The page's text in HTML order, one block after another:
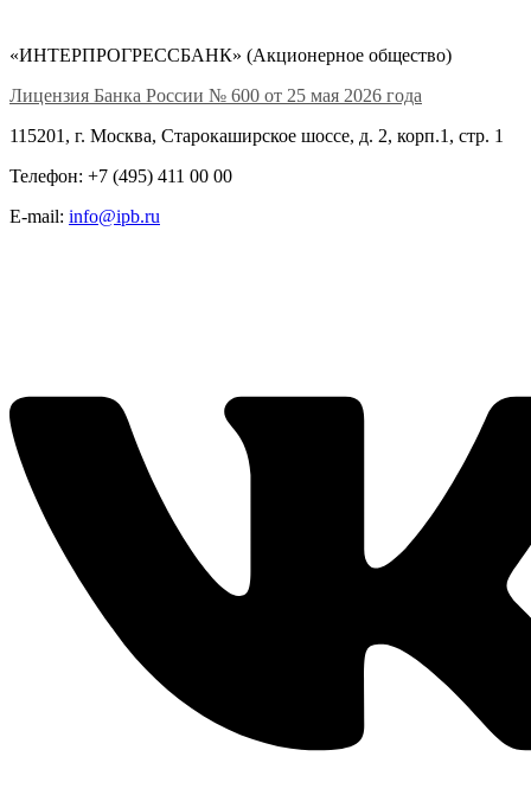
«ИНТЕРПРОГРЕССБАНК» (Акционерное общество)
Лицензия Банка России № 600 от 25 мая 2026 года
115201, г. Москва, Старокаширское шоссе, д. 2, корп.1, стр. 1
Телефон: +7 (495) 411 00 00
E-mail: info@ipb.ru